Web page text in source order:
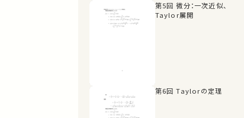
第5回 微分：一次近似、
Taylor展開
第6回 Taylorの定理